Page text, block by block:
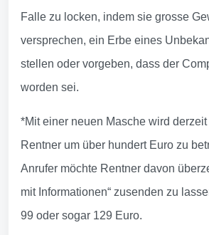
Falle zu locken, indem sie grosse
versprechen, ein Erbe eines
stellen oder vorgeben, dass der
worden sei.
*Mit einer neuen Masche wird derzeit
Rentner um über hundert Euro zu
Anrufer möchte Rentner davon
mit Informationen“ zusenden zu
99 oder sogar 129 Euro.